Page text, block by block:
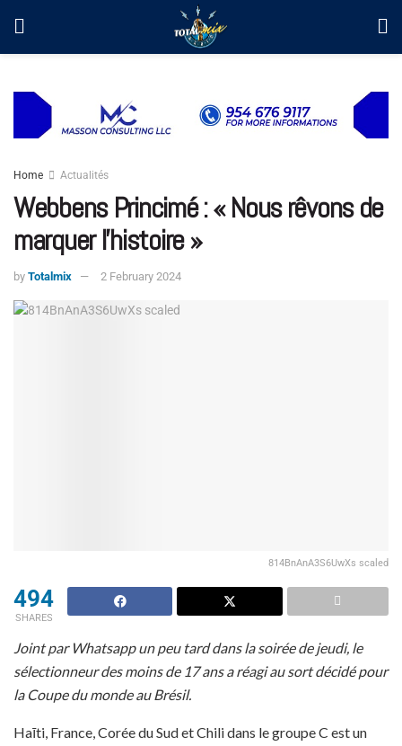
Home Actualités
Webbens Princimé : « Nous rêvons de
marquer l’histoire »
by Totalmix 2 February 2024
814BnAnA3S6UwXs scaled
494
SHARES
Joint par Whatsapp un peu tard dans la soirée de jeudi, le
sélectionneur des moins de 17 ans a réagi au sort décidé pour
la Coupe du monde au Brésil.
Haīti, France, Corée du Sud et Chili dans le groupe C est un